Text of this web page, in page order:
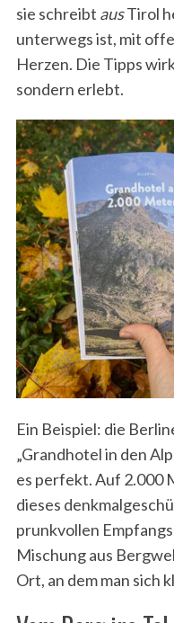
sie schreibt ausTirol
unterwegs ist, mit
Herzen. Die Tipps
sondern erlebt.
Ein Beispiel: die
„Grandhotel in den
es perfekt. Auf 2.000
dieses
prunkvollen
Mischung aus
Ort, an dem man sich
S
e
a
r
c
f
o
r